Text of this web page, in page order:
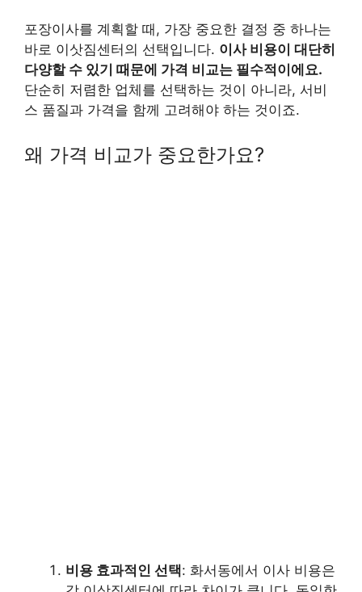
포장이사를 계획할 때, 가장 중요한 결정 중 하나는
바로 이삿짐센터의 선택입니다. 이사 비용이 대단히
다양할 수 있기 때문에 가격 비교는 필수적이에요.
단순히 저렴한 업체를 선택하는 것이 아니라, 서비
스 품질과 가격을 함께 고려해야 하는 것이죠.
왜 가격 비교가 중요한가요?
비용 효과적인 선택: 화서동에서 이사 비용은